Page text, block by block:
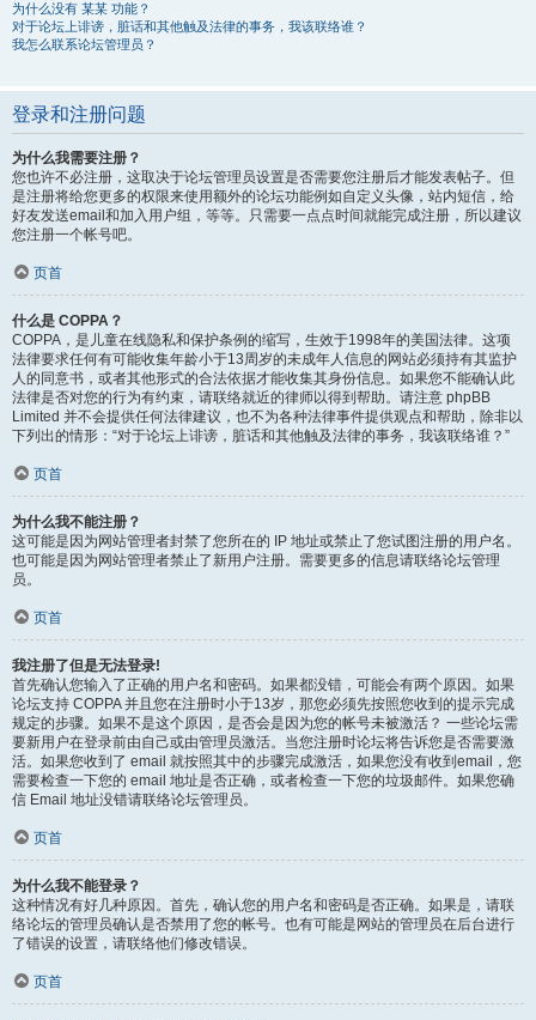
为什么没有 某某 功能？
对于论坛上诽谤，脏话和其他触及法律的事务，我该联络谁？
我怎么联系论坛管理员？
登录和注册问题
为什么我需要注册？
您也许不必注册，这取决于论坛管理员设置是否需要您注册后才能发表帖子。但
是注册将给您更多的权限来使用额外的论坛功能例如自定义头像，站内短信，给
好友发送email和加入用户组，等等。只需要一点点时间就能完成注册，所以建议
您注册一个帐号吧。
页首
什么是 COPPA？
COPPA，是儿童在线隐私和保护条例的缩写，生效于1998年的美国法律。这项
法律要求任何有可能收集年龄小于13周岁的未成年人信息的网站必须持有其监护
人的同意书，或者其他形式的合法依据才能收集其身份信息。如果您不能确认此
法律是否对您的行为有约束，请联络就近的律师以得到帮助。请注意 phpBB
Limited 并不会提供任何法律建议，也不为各种法律事件提供观点和帮助，除非以
下列出的情形：“对于论坛上诽谤，脏话和其他触及法律的事务，我该联络谁？”
页首
为什么我不能注册？
这可能是因为网站管理者封禁了您所在的 IP 地址或禁止了您试图注册的用户名。
也可能是因为网站管理者禁止了新用户注册。需要更多的信息请联络论坛管理
员。
页首
我注册了但是无法登录!
首先确认您输入了正确的用户名和密码。如果都没错，可能会有两个原因。如果
论坛支持 COPPA 并且您在注册时小于13岁，那您必须先按照您收到的提示完成
规定的步骤。如果不是这个原因，是否会是因为您的帐号未被激活？ 一些论坛需
要新用户在登录前由自己或由管理员激活。当您注册时论坛将告诉您是否需要激
活。如果您收到了 email 就按照其中的步骤完成激活，如果您没有收到email，您
需要检查一下您的 email 地址是否正确，或者检查一下您的垃圾邮件。如果您确
信 Email 地址没错请联络论坛管理员。
页首
为什么我不能登录？
这种情况有好几种原因。首先，确认您的用户名和密码是否正确。如果是，请联
络论坛的管理员确认是否禁用了您的帐号。也有可能是网站的管理员在后台进行
了错误的设置，请联络他们修改错误。
页首